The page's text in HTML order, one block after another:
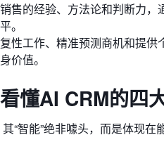
售的经验、方法论和判断力
。
性工作、精准预测商机和提
价值。
懂AI CRM的四
“智能”绝非噱头，而是体现在